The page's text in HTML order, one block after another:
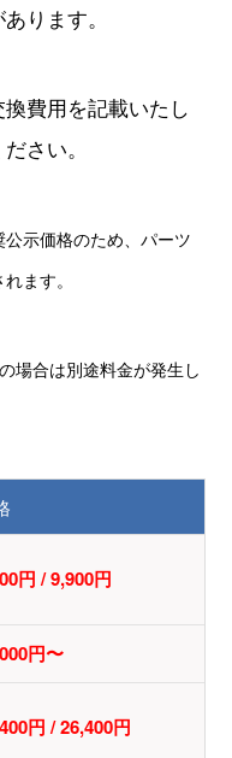
ります。
費用を記載いたし
さい。
示価格のため、パーツ
ます。
場合は別途料金が発生し
円 / 9,900円
円〜
円 / 26,400円